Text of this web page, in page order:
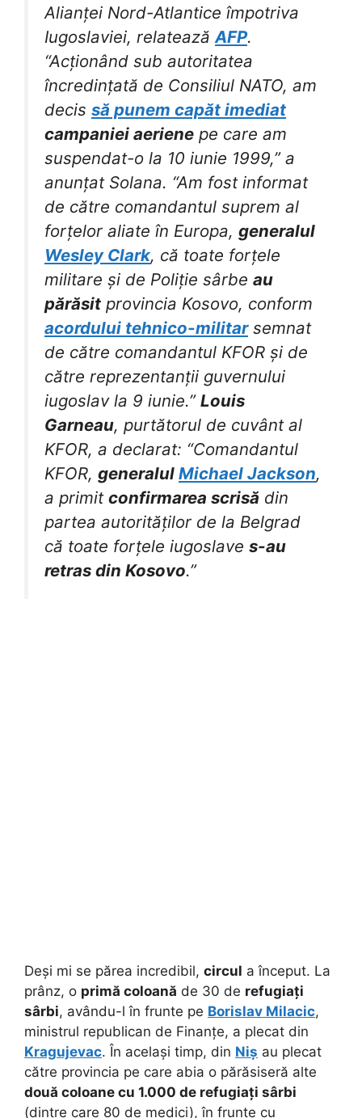
Alianței Nord-Atlantice împotriva
Iugoslaviei, relateazăAFP.
“Acționând sub autoritatea
încredințată de Consiliul NATO, am
decis să punem capăt imediat
campaniei aeriene pe care am
suspendat-o la 10 iunie 1999,” a
anunțat Solana. “Am fost informat
de către comandantul suprem al
forțelor aliate în Europa, generalul
Wesley Clark, că toate forțele
militare și de Poliție sârbe au
părăsit provincia Kosovo, conform
acordului tehnico-militarsemnat
de către comandantul KFOR și de
către reprezentanții guvernului
iugoslav la 9 iunie.” Louis
Garneau, purtătorul de cuvânt al
KFOR, a declarat: “Comandantul
KFOR, generalul Michael Jackson,
a primit confirmarea scrisă din
partea autorităților de la Belgrad
că toate forțele iugoslave s-au
retras din Kosovo.”
Deși mi se părea incredibil, circul a început. La
prânz, o primă coloană de 30 de refugiați
sârbi, avându-l în frunte pe Borislav Milacic,
ministrul republican de Finanțe, a plecat din
Kragujevac. În același timp, din Niș au plecat
către provincia pe care abia o părăsiseră alte
două coloane cu 1.000 de refugiați sârbi
(dintre care 80 de medici), în frunte cu